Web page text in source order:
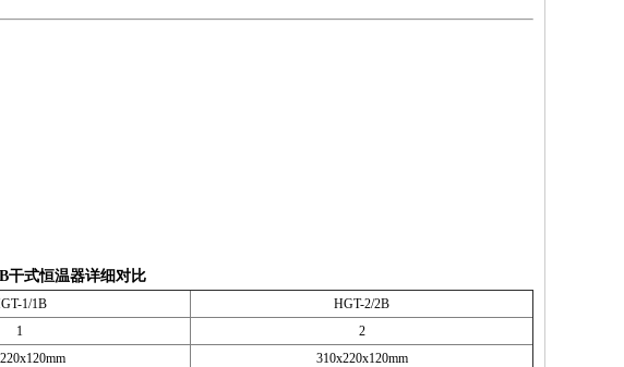
干式恒温器详细对比
1/1B
HGT-2/2B
1
2
310x220x120mm